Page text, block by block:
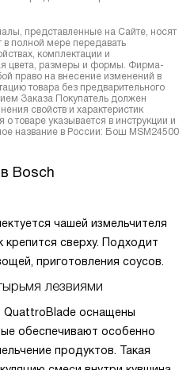
представленные на Сайте, носят
в полной мере передавать
комплектации и
цвета, размеры и формы. Фирма-
право на внесение изменений в
товара без предварительного
Заказа Покупатель должен
свойств и характеристик
товаре указывается в инструкции и
название в России: Бош MSM24500
Bosch
чашей измельчителя
сверху. Подходит
приготовления соусов.
лезвиями
оснащены
обеспечивают особенно
продуктов. Такая